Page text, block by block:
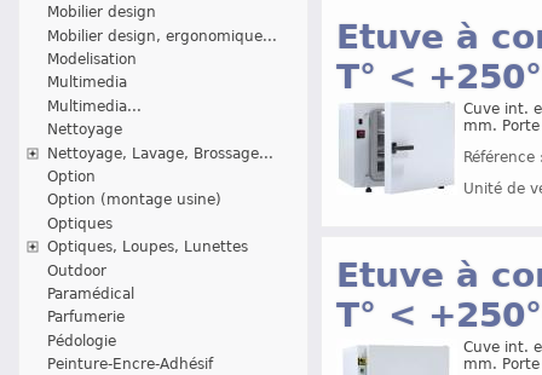
Mobilier design
Mobilier design, ergonomique...
Modelisation
Multimedia
Multimedia...
Nettoyage
Nettoyage, Lavage, Brossage...
Option
Option (montage usine)
Optiques
Optiques, Loupes, Lunettes
Outdoor
Paramédical
Parfumerie
Pédologie
Peinture-Encre-Adhésif
Etuve à
T° <
Cuve int.
mm.
Unité de
Etuve à
T° <
Cuve int.
mm.